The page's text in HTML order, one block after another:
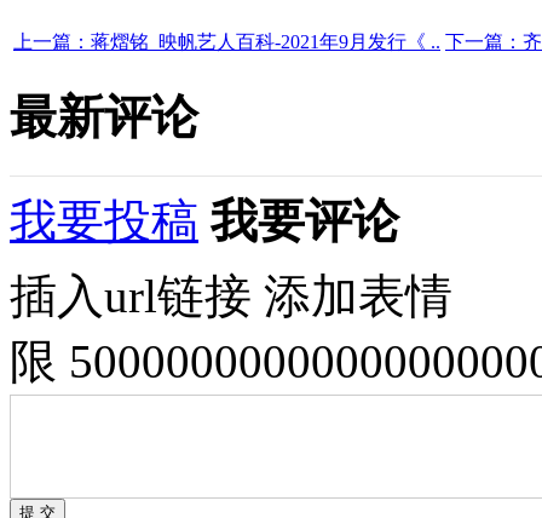
上一篇：蒋熠铭_映帆艺人百科-2021年9月发行《 .. 下一篇：
最新评论
我要投稿 我要评论
插入url链接 添加表情
限